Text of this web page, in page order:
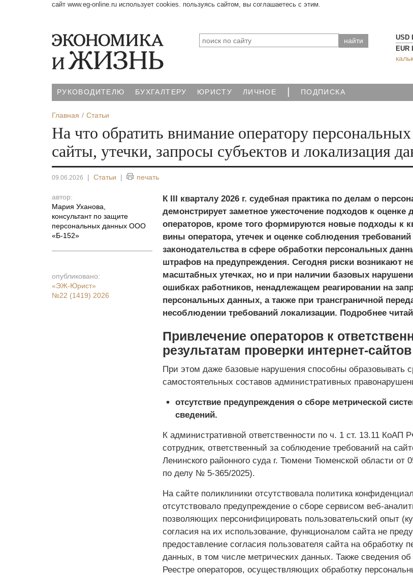
сайт www.eg-online.ru использует cookies. пользуясь сайтом, вы соглашаетесь с этим.
USD
EUR
РУКОВОДИТЕЛЮ БУХГАЛТЕРУ ЮРИСТУ ЛИЧНОЕ | ПОДПИСКА
Главная Статьи
На что обратить внимание оператору
сайты, утечки, запросы субъектов и локализация
09.06.2026 | Статьи | печать
автор:
Мария Уханова
консультант по защите
персональных данных ООО
«Б-152»
опубликовано:
«ЭЖ-Юрист»
№22 (1419) 2026
К III кварталу 2026 г. судебная практика по делам о
демонстрирует заметное ужесточение подходов к оценке
операторов, кроме того формируются новые подходы к
вины оператора, утечек и оценке соблюдения требований
законодательства в сфере обработки персональных
штрафов на предупреждения. Сегодня риски возникают
масштабных утечках, но и при наличии базовых
ошибках работников, ненадлежащем реагировании на
персональных данных, а также при трансграничной
несоблюдении требований локализации. Подробнее
Привлечение операторов к
результатам проверки интернет-сайтов
При этом даже базовые нарушения способны образовывать
самостоятельных составов административных
отсутствие предупреждения о сборе метрической
сведений.
К административной ответственности по ч. 1 ст. 13.11 КоАП
сотрудник, ответственный за соблюдение требований на
Ленинского районного суда г. Тюмени Тюменской области от
по делу № 5-365/2025).
На сайте поликлиники отсутствовала политика
отсутствовало предупреждение о сборе сервисом веб-
позволяющих персонифицировать пользовательский опыт
согласия на их использование, функционалом сайта не
предоставление согласия пользователя сайта на обработку
данных, в том числе метрических данных. Также сведения об
Реестре операторов, осуществляющих обработку